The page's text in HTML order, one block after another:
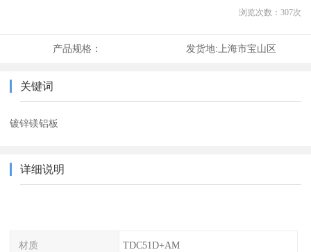
浏览次数： 307次
产品规格： 发货地: 上海市宝山区
关键词
镀锌镁铝板
详细说明
材质 TDC51D+AM